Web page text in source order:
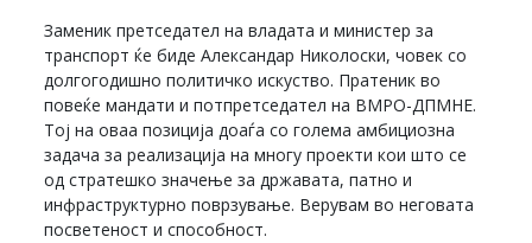
Заменик претседател на владата и министер за
транспорт ќе биде Александар Николоски, човек со
долгогодишно политичко искуство. Пратеник во
повеќе мандати и потпретседател на ВМРО-ДПМНЕ.
Тој на оваа позиција доаѓа со голема амбициозна
задача за реализација на многу проекти кои што се
од стратешко значење за државата, патно и
инфраструктурно поврзување. Верувам во неговата
посветеност и способност.